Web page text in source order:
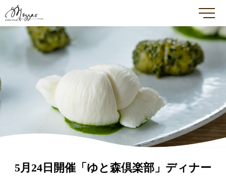
メ
5月24日開催「ゆと森倶楽部」ディナー